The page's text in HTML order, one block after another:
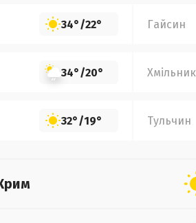
34°/22° Гайсин
34°/20° Хмільник
32°/19° Тульчин